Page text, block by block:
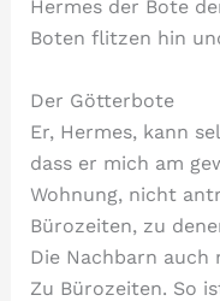
Hermes der Bote
Boten flitzen hin
Der Götterbote
Er, Hermes, kann
dass er mich am
Wohnung, nicht
Bürozeiten, zu
Die Nachbarn auch
Zu Bürozeiten. So